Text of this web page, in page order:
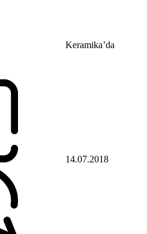
Keramika’da
14.07.2018